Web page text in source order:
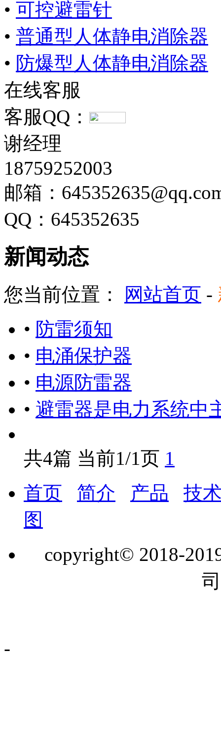
• 可控避雷针
• 普通型人体静电消除器
• 防爆型人体静电消除器
在线客服
客服QQ：
谢经理
18759252003
邮箱：
QQ：645352635
新闻动态
您当前位置： 网站首页 -
• 防雷须知
• 电涌保护器
• 电源防雷器
• 避雷器是电力系统中
共4篇 当前1/1页 1
首页
简介 产品
技
图
copyright© 2018-
-